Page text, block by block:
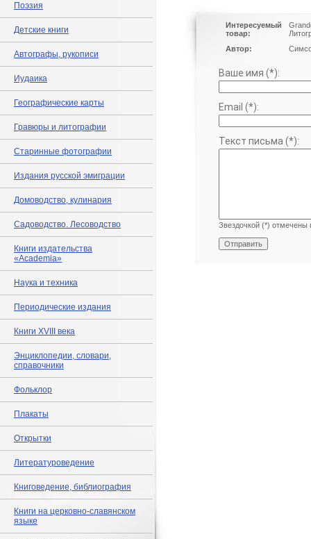
Поэзия
Детские книги
Автографы, рукописи
Иудаика
Географические карты
Гравюры и литографии
Старинные фотографии
Издания русской эмиграции
Домоводство, кулинария
Садоводство. Лесоводство
Книги издательства
«Academia»
Наука и техника
Периодические издания
Книги XVIII века
Энциклопедии, словари,
справочники
Фольклор
Плакаты
Открытки
Литературоведение
Книговедение, библиография
Книги на церковно-славянском
языке
Интересуемый
товар:
Автор:
Ваше имя (*):
Email (*):
Текст письма (*):
Звездочкой (*) отмечены